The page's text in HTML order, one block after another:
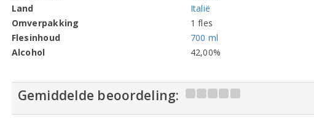
Land
Italië
Omverpakking
1 fles
Flesinhoud
700 ml
Alcohol
42,00%
Gemiddelde beoordeling: